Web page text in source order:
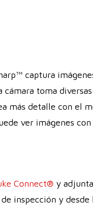
captura
toma
más detalle con el
ver imágenes
Connect® y
inspección y